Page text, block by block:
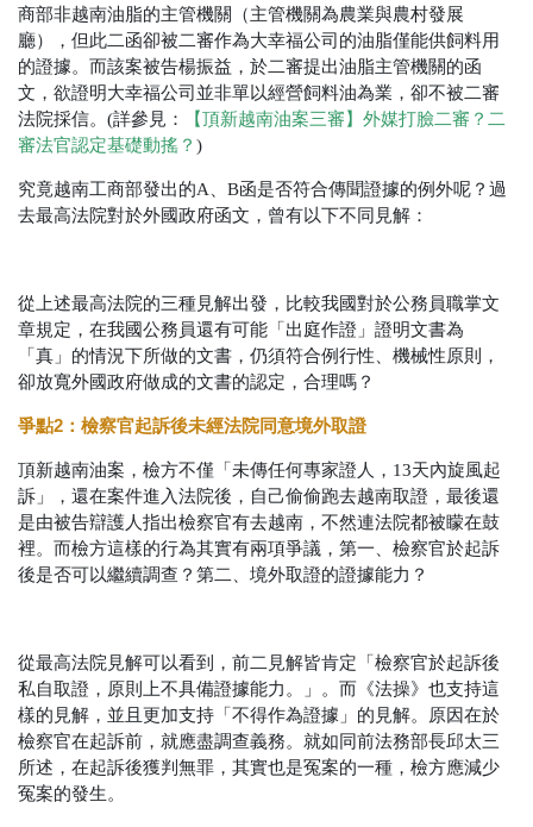
商部非越南油脂的主管機關（主管機關為農業與農村發展
廳），但此二函卻被二審作為大幸福公司的油脂僅能供飼料用
的證據。而該案被告楊振益，於二審提出油脂主管機關的函
文，欲證明大幸福公司並非單以經營飼料油為業，卻不被二審
法院採信。(詳參見：
【頂新越南油案三審】外媒打臉二審？二
審法官認定基礎動搖？ )
究竟越南工商部發出的A、B函是否符合傳聞證據的例外呢？過
去最高法院對於外國政府函文，曾有以下不同見解：
從上述最高法院的三種見解出發，比較我國對於公務員職掌文
章規定，在我國公務員還有可能「出庭作證」證明文書為
「真」的情況下所做的文書，仍須符合例行性、機械性原則，
卻放寬外國政府做成的文書的認定，合理嗎？
爭點2 ：檢察官起訴後未經法院同意境外取證
頂新越南油案，檢方不僅「未傳任何專家證人，13天內旋風起
訴」，還在案件進入法院後，自己偷偷跑去越南取證，最後還
是由被告辯護人指出檢察官有去越南，不然連法院都被矇在鼓
裡。而檢方這樣的行為其實有兩項爭議，第一、檢察官於起訴
後是否可以繼續調查？第二、境外取證的證據能力？
從最高法院見解可以看到，前二見解皆肯定「檢察官於起訴後
私自取證，原則上不具備證據能力。」。而《法操》也支持這
樣的見解，並且更加支持「不得作為證據」的見解。原因在於
檢察官在起訴前，就應盡調查義務。就如同前法務部長邱太三
所述，在起訴後獲判無罪，其實也是冤案的一種，檢方應減少
冤案的發生。